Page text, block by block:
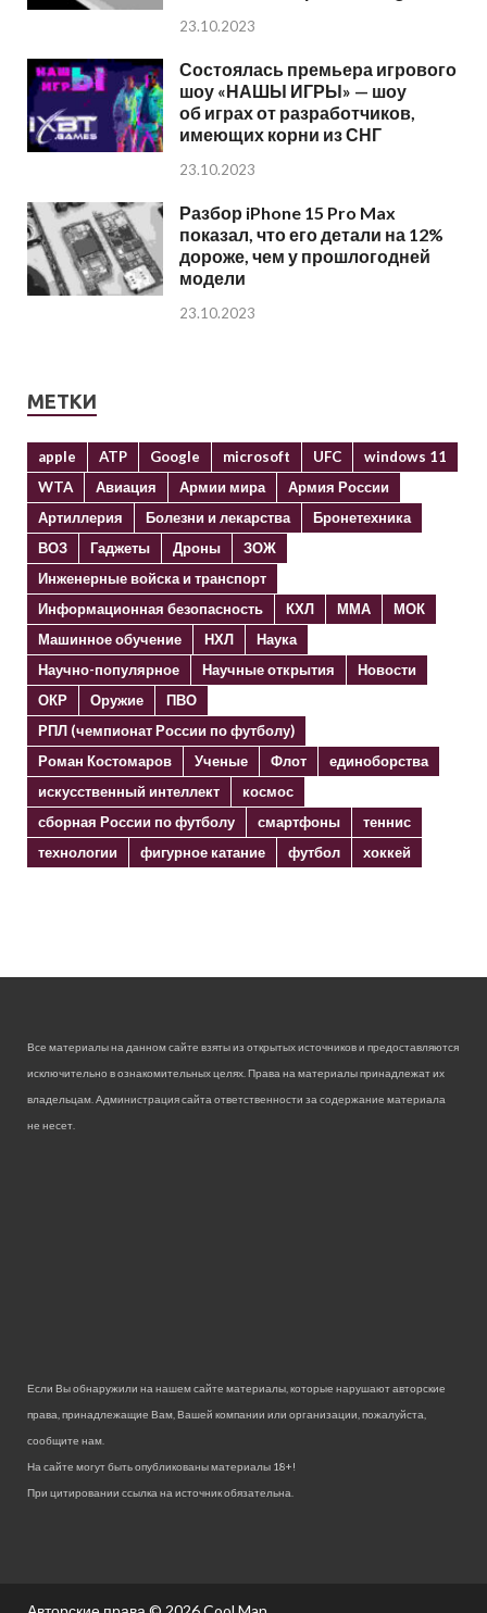
23.10.2023
Состоялась премьера игрового
шоу «НАШЫ ИГРЫ» — шоу
об играх от разработчиков,
имеющих корни из СНГ
23.10.2023
Разбор iPhone 15 Pro Max
показал, что его детали на 12%
дороже, чем у прошлогодней
модели
23.10.2023
МЕТКИ
apple ATP Google microsoft UFC
windows 11
WTA
Авиация Армии мира
Армия России
Артиллерия
Болезни и лекарства
Бронетехника
ВОЗ
Гаджеты Дроны
ЗОЖ
Инженерные войска и транспорт
Информационная безопасность
КХЛ ММА
МОК
Машинное обучение
НХЛ
Наука
Научно-популярное
Научные открытия
Новости
ОКР
Оружие
ПВО
РПЛ (чемпионат России по футболу)
Роман Костомаров
Ученые Флот
единоборства
искусственный интеллект
космос
сборная России по футболу
смартфоны
теннис
технологии
фигурное катание футбол хоккей
Все материалы на данном сайте взяты из открытых источников и предоставляются
исключительно в ознакомительных целях. Права на материалы принадлежат их
владельцам. Администрация сайта ответственности за содержание материала
не несет.
Если Вы обнаружили на нашем сайте материалы, которые нарушают авторские
права, принадлежащие Вам, Вашей компании или организации, пожалуйста,
сообщите нам.
На сайте могут быть опубликованы материалы 18+!
При цитировании ссылка на источник обязательна.